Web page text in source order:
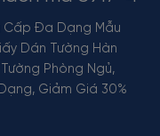
Cấp Đa Dạng Mẫu
Dán Tường Hàn
Phòng Ngủ,
Giảm Giá 30%